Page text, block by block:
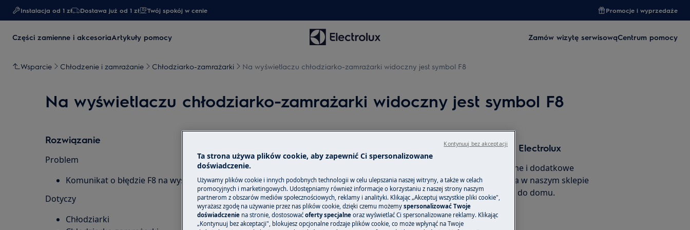
Instalacja od 1 zł Dostawa już od 1 zł​ Twój spokój w cenie Promocje i wyprzedaże
Części zamienne i akcesoriaArtykuły pomocy Zamów wizytę serwisowąCentrum pomocy
Wsparcie Chłodzenie i zamrażanie Chłodziarko-zamrażarki Na wyświetlaczu chłodziarko-zamrażarki widoczny jest symbol F8
Na wyświetlaczu chłodziarko-zamrażarki widoczny jest symbol F8
Rozwiązanie
Problem
Komunikat o błędzie F8 na wyświetlaczu chłodziarki / chłodziarko-zamrażarki
Dotyczy
Chłodziarki
Części zamienne i akcesoria Electrolux
Znajdź oryginalne części zamienne i dodatkowe
akcesoria do swojego urządzenia w naszym sklepie
internetowym i zamów je prosto do domu.
Do sklepu internetowego
Ta strona używa plików cookie, aby zapewnić Ci spersonalizowane
doświadczenie.
Używamy plików cookie i innych podobnych technologii w celu ulepszania naszej witryny, a także w celach
promocyjnych i marketingowych. Udostępniamy również informacje o korzystaniu z naszej strony naszym
partnerom z obszarów mediów społecznościowych, reklamy i analityki. Klikając „Akceptuj wszystkie pliki cookie",
wyrażasz zgodę na używanie przez nas plików cookie, dzięki czemu możemy spersonalizować Twoje
doświadczenie na stronie, dostosować oferty specjalne oraz wyświetlać Ci spersonalizowane reklamy. Klikając
„Kontynuuj bez akceptacji", blokujesz opcjonalne rodzaje plików cookie, co może wpłynąć na Twoje
Kontynuuj bez akceptacji